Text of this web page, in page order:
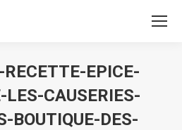
EPICE-
LES-CAUSERIES-
BOUTIQUE-DES-